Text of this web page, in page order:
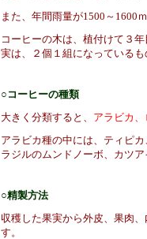
また、年間雨量が1500～1600
コーヒーの木は、植付けて３
実は、２個１組になっている
○コーヒーの種類
大きく分類すると、 アラビカ
アラビカ種の中には、ティピ
ラジルのムンドノーボ、カツ
○精製方法
収穫した果実から外皮、果肉
す。